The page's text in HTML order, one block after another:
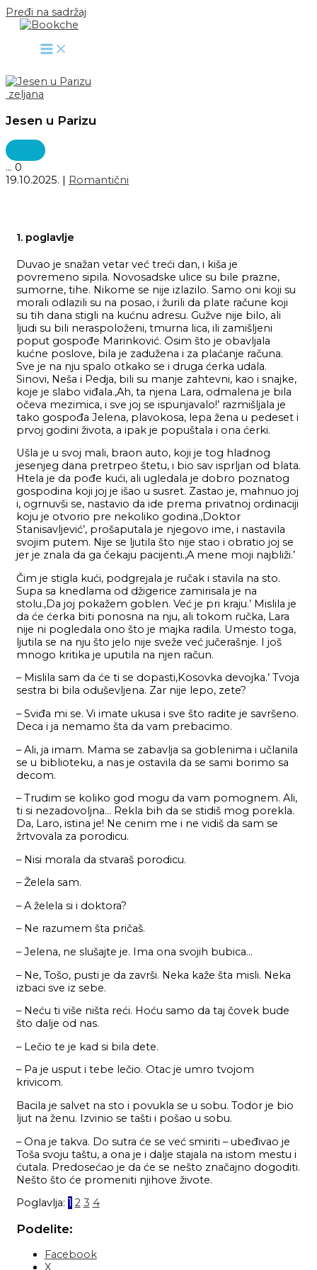
Pređi na sadržaj
zeljana
Jesen u Parizu
... 0
19.10.2025. | Romantični
1. poglavlje
Duvao je snažan vetar već treći dan, i kiša je
povremeno sipila. Novosadske ulice su bile prazne,
sumorne, tihe. Nikome se nije izlazilo. Samo oni koji su
morali odlazili su na posao, i žurili da plate račune koji
su tih dana stigli na kućnu adresu. Gužve nije bilo, ali
ljudi su bili neraspoloženi, tmurna lica, ili zamišljeni
poput gospođe Marinković. Osim što je obavljala
kućne poslove, bila je zadužena i za plaćanje računa.
Sve je na nju spalo otkako se i druga ćerka udala.
Sinovi, Neša i Pedja, bili su manje zahtevni, kao i snajke,
koje je slabo viđala.,Ah, ta njena Lara, odmalena je bila
očeva mezimica, i sve joj se ispunjavalo!’ razmišljala je
tako gospođa Jelena, plavokosa, lepa žena u pedeset i
prvoj godini života, a ipak je popuštala i ona ćerki.
Ušla je u svoj mali, braon auto, koji je tog hladnog
jesenjeg dana pretrpeo štetu, i bio sav isprljan od blata.
Htela je da pođe kući, ali ugledala je dobro poznatog
gospodina koji joj je išao u susret. Zastao je, mahnuo joj
i, ogrnuvši se, nastavio da ide prema privatnoj ordinaciji
koju je otvorio pre nekoliko godina.,Doktor
Stanisavljević’, prošaputala je njegovo ime, i nastavila
svojim putem. Nije se ljutila što nije stao i obratio joj se
jer je znala da ga čekaju pacijenti.,A mene moji najbliži.’
Čim je stigla kući, podgrejala je ručak i stavila na sto.
Supa sa knedlama od džigerice zamirisala je na
stolu.,Da joj pokažem goblen. Već je pri kraju.’ Mislila je
da će ćerka biti ponosna na nju, ali tokom ručka, Lara
nije ni pogledala ono što je majka radila. Umesto toga,
ljutila se na nju što jelo nije sveže već jučerašnje. I još
mnogo kritika je uputila na njen račun.
– Mislila sam da će ti se dopasti,Kosovka devojka.’ Tvoja
sestra bi bila oduševljena. Zar nije lepo, zete?
– Sviđa mi se. Vi imate ukusa i sve što radite je savršeno.
Deca i ja nemamo šta da vam prebacimo.
– Ali, ja imam. Mama se zabavlja sa goblenima i učlanila
se u biblioteku, a nas je ostavila da se sami borimo sa
decom.
– Trudim se koliko god mogu da vam pomognem. Ali,
ti si nezadovoljna… Rekla bih da se stidiš mog porekla.
Da, Laro, istina je! Ne cenim me i ne vidiš da sam se
žrtvovala za porodicu.
– Nisi morala da stvaraš porodicu.
– Želela sam.
– A želela si i doktora?
– Ne razumem šta pričaš.
– Jelena, ne slušajte je. Ima ona svojih bubica…
– Ne, Tošo, pusti je da završi. Neka kaže šta misli. Neka
izbaci sve iz sebe.
– Neću ti više ništa reći. Hoću samo da taj čovek bude
što dalje od nas.
– Lečio te je kad si bila dete.
– Pa je usput i tebe lečio. Otac je umro tvojom
krivicom.
Bacila je salvet na sto i povukla se u sobu. Todor je bio
ljut na ženu. Izvinio se tašti i pošao u sobu.
– Ona je takva. Do sutra će se već smiriti – ubeđivao je
Toša svoju taštu, a ona je i dalje stajala na istom mestu i
ćutala. Predosećao je da će se nešto značajno dogoditi.
Nešto što će promeniti njihove živote.
Poglavlja: 1 2 3 4
Podelite:
Facebook
X